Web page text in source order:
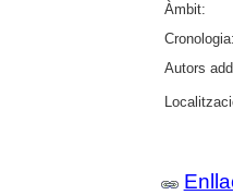
Àmbit:
Cronologia:
Autors